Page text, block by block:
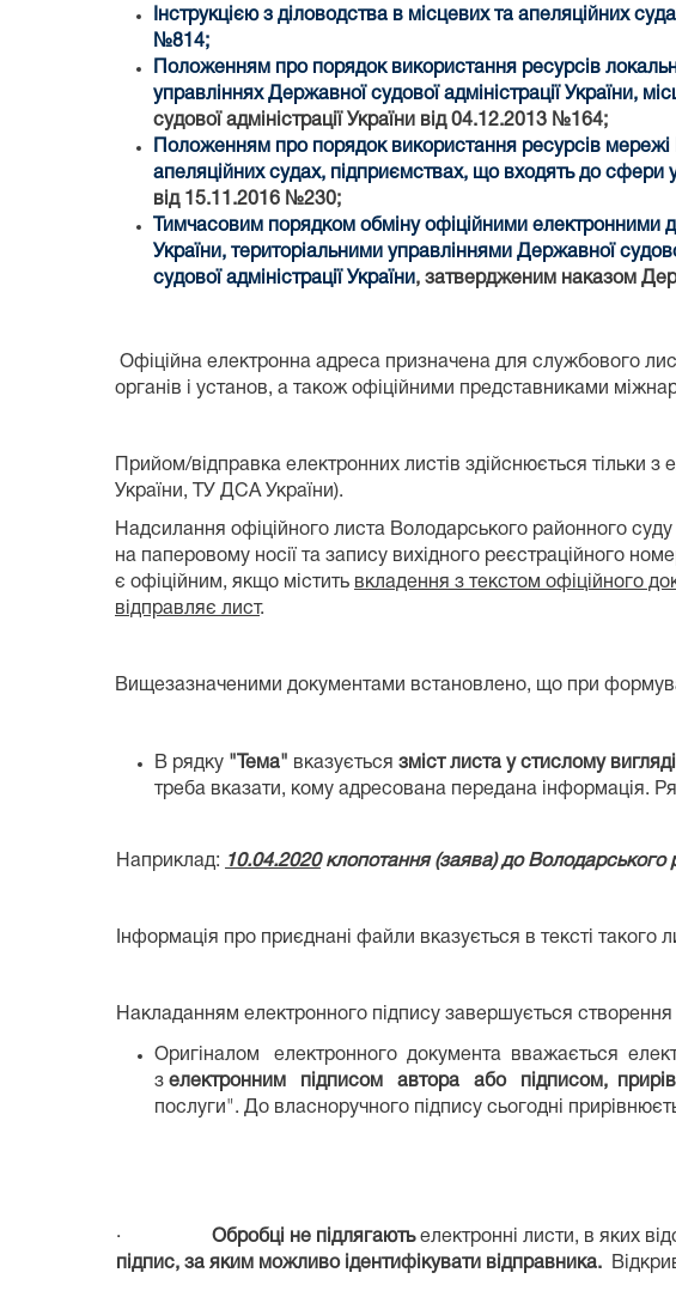
Інструкцією з діловодства в місцевих та апеляційних
№814;
Положенням про порядок використання ресурсів
управліннях Державної судової адміністрації України,
судової адміністрації України від 04.12.2013 №164;
Положенням про порядок використання ресурсів мережі
апеляційних судах, підприємствах, що входять до сфери
від 15.11.2016 №230;
Тимчасовим порядком обміну офіційними
України, територіальними управліннями Державної
судової адміністрації України, затвердженим наказом
Офіційна електронна адреса призначена для службового
органів і установ, а також офіційними представниками
Прийом/відправка електронних листів здійснюється тільки
України, ТУ ДСА України).
Надсилання офіційного листа Володарського районного суду
на паперовому носії та запису вихідного реєстраційного
є офіційним, якщо містить вкладення з текстом офіційного
відправляє лист.
Вищезазначеними документами встановлено, що при
В рядку "Тема" вказується зміст листа у стислому вигляді
треба вказати, кому адресована передана інформація.
Наприклад: 10.04.2020клопотання (заява) до Володарського
Інформація про приєднані файли вказується в тексті такого
Накладанням електронного підпису завершується
Оригіналом електронного документа вважається
з електронним підписом автора або підписом,
послуги". До власноручного підпису сьогодні
· Обробці не підлягаютьелектронні листи, в яких
підпис, за яким можливо ідентифікувати відправника.